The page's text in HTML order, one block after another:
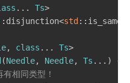
... Ts>
:disjunction<std
, class ... Ts>
(Needle, Needle, Ts ...) {
相同类型！